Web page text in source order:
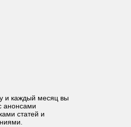
и каждый месяц вы
анонсами
статей и